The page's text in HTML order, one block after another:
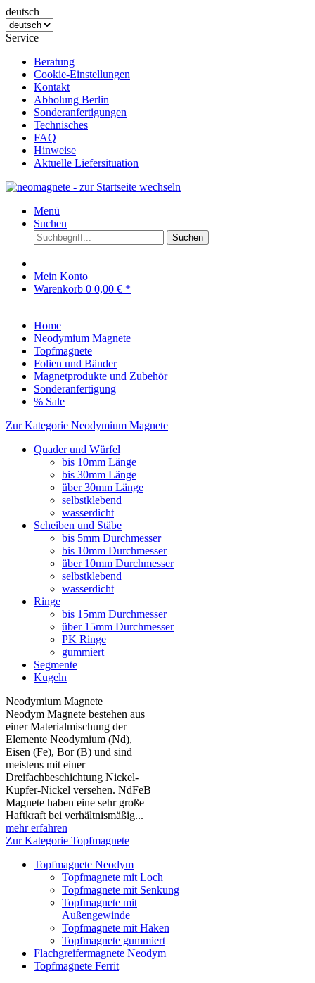
deutsch
Service
Beratung
Cookie-Einstellungen
Kontakt
Abholung Berlin
Sonderanfertigungen
Technisches
FAQ
Hinweise
Aktuelle Liefersituation
Menü
Suchen
Suchen
Mein Konto
Warenkorb 0 0,00 € *
Home
Neodymium Magnete
Topfmagnete
Folien und Bänder
Magnetprodukte und Zubehör
Sonderanfertigung
% Sale
Zur Kategorie Neodymium Magnete
Quader und Würfel
bis 10mm Länge
bis 30mm Länge
über 30mm Länge
selbstklebend
wasserdicht
Scheiben und Stäbe
bis 5mm Durchmesser
bis 10mm Durchmesser
über 10mm Durchmesser
selbstklebend
wasserdicht
Ringe
bis 15mm Durchmesser
über 15mm Durchmesser
PK Ringe
gummiert
Segmente
Kugeln
Neodymium Magnete
Neodym Magnete bestehen aus
einer Materialmischung der
Elemente Neodymium (Nd),
Eisen (Fe), Bor (B) und sind
meistens mit einer
Dreifachbeschichtung Nickel-
Kupfer-Nickel versehen. NdFeB
Magnete haben eine sehr große
Haftkraft bei verhältnismäßig...
mehr erfahren
Zur Kategorie Topfmagnete
Topfmagnete Neodym
Topfmagnete mit Loch
Topfmagnete mit Senkung
Topfmagnete mit
Außengewinde
Topfmagnete mit Haken
Topfmagnete gummiert
Flachgreifermagnete Neodym
Topfmagnete Ferrit